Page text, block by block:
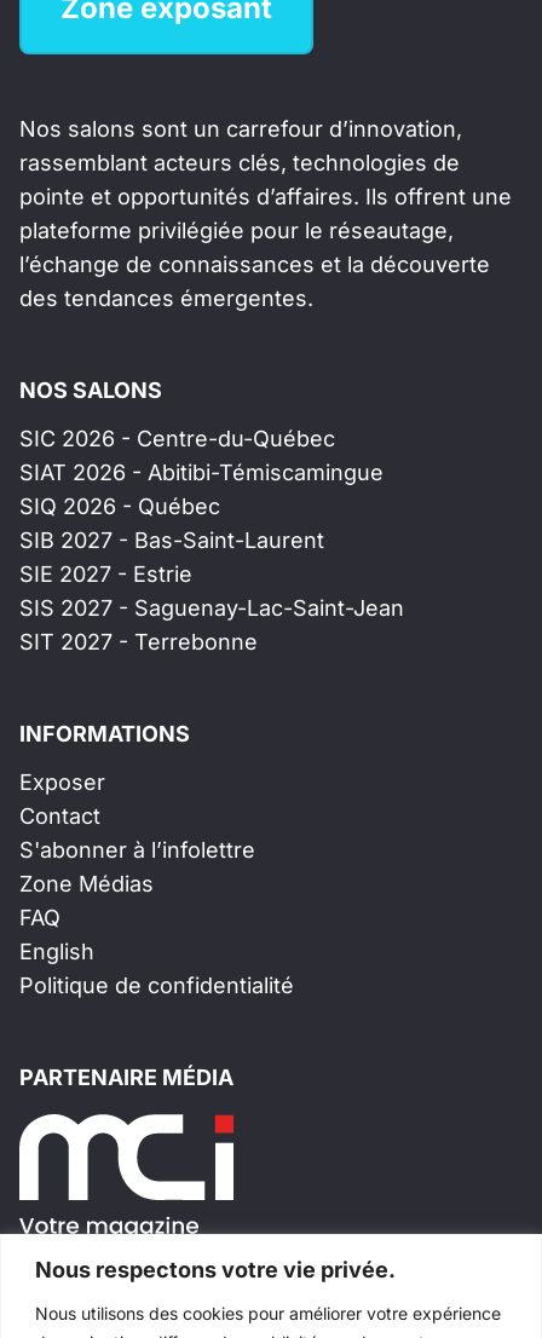
Nous respectons votre vie privée.
Nous utilisons des cookies pour améliorer votre expérience
Zone exposant
Nos salons sont un carrefour d’innovation,
rassemblant acteurs clés, technologies de
pointe et opportunités d’affaires. Ils offrent une
plateforme privilégiée pour le réseautage,
l’échange de connaissances et la découverte
des tendances émergentes.
NOS SALONS
SIC 2026 - Centre-du-Québec
SIAT 2026 - Abitibi-Témiscamingue
SIQ 2026 - Québec
SIB 2027 - Bas-Saint-Laurent
SIE 2027 - Estrie
SIS 2027 - Saguenay-Lac-Saint-Jean
SIT 2027 - Terrebonne
INFORMATIONS
Exposer
Contact
S'abonner à l’infolettre
Zone Médias
FAQ
English
Politique de confidentialité
PARTENAIRE MÉDIA